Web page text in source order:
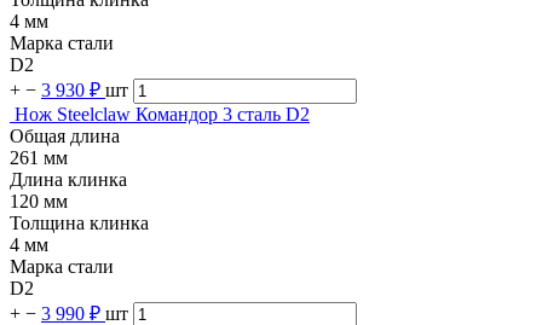
4 мм
Марка стали
D2
+ − 3 930 ₽ шт
Нож Steelclaw Командор 3 сталь D2
Общая длина
261 мм
Длина клинка
120 мм
Толщина клинка
4 мм
Марка стали
D2
+ − 3 990 ₽ шт